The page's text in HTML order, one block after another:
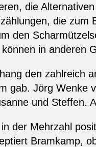
die
die
den
in anderen
den zahlreich
gab. Jörg Wenke
und Steffen.
der Mehrzahl
Bramkamp,